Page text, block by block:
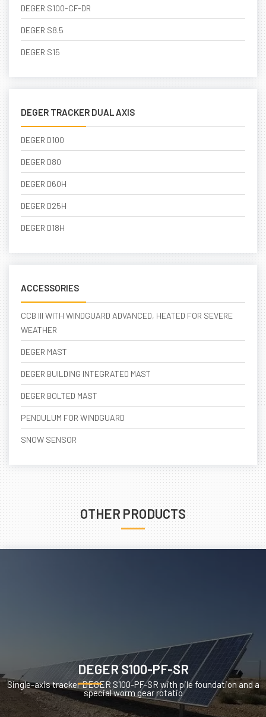
DEGER S100-CF-DR
DEGER S8.5
DEGER S15
DEGER TRACKER DUAL AXIS
DEGER D100
DEGER D80
DEGER D60H
DEGER D25H
DEGER D18H
ACCESSORIES
CCB III WITH WINDGUARD ADVANCED, HEATED FOR SEVERE
WEATHER
DEGER MAST
DEGER BUILDING INTEGRATED MAST
DEGER BOLTED MAST
PENDULUM FOR WINDGUARD
SNOW SENSOR
OTHER PRODUCTS
DEGER S100-PF-SR
Single-axis tracker DEGER S100-PF-SR with pile foundation and a
special worm gear rotatio